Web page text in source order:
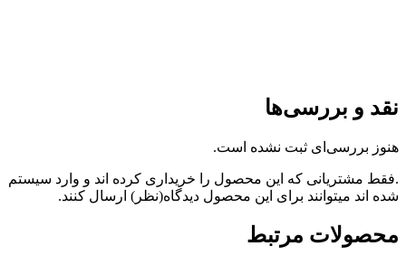
نقد و بررسی‌ها
هنوز بررسی‌ای ثبت نشده است.
.فقط مشتریانی که این محصول را خریداری کرده اند و وارد سیستم
شده اند میتوانند برای این محصول دیدگاه(نظر) ارسال کنند.
محصولات مرتبط